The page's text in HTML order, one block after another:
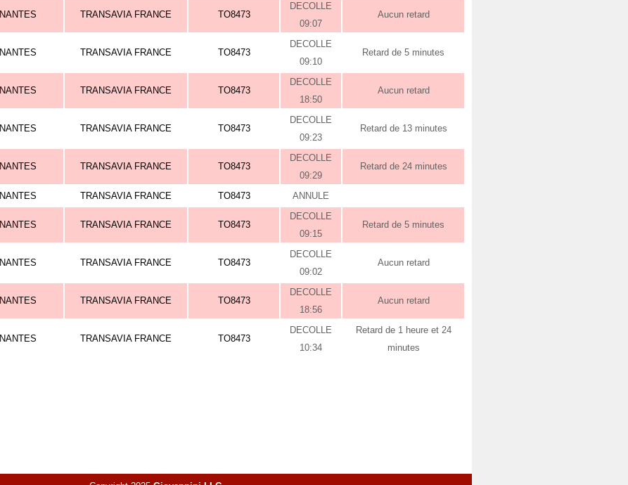
NANTES TRANSAVIA FRANCE TO8473
DECOLLE
09:07
Aucun retard
NANTES TRANSAVIA FRANCE TO8473
DECOLLE
09:10
Retard de 5 minutes
NANTES TRANSAVIA FRANCE TO8473
DECOLLE
18:50
Aucun retard
NANTES TRANSAVIA FRANCE TO8473
DECOLLE
09:23
Retard de 13 minutes
NANTES TRANSAVIA FRANCE TO8473
DECOLLE
09:29
Retard de 24 minutes
NANTES TRANSAVIA FRANCE TO8473 ANNULE
NANTES TRANSAVIA FRANCE TO8473
DECOLLE
09:15
Retard de 5 minutes
NANTES TRANSAVIA FRANCE TO8473
DECOLLE
09:02
Aucun retard
NANTES TRANSAVIA FRANCE TO8473
DECOLLE
18:56
Aucun retard
NANTES TRANSAVIA FRANCE TO8473
DECOLLE
10:34
Retard de 1 heure et 24
minutes